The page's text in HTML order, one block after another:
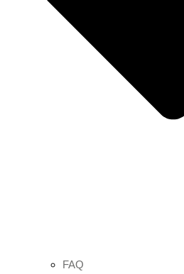
FAQ